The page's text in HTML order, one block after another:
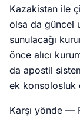
Kazakistan ile
olsa da güncel
sunulacağı
önce alıcı
da apostil
ek konsolosluk
Karşı yönde —